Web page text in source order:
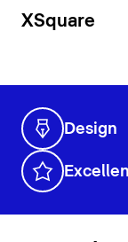
XSquare
Design